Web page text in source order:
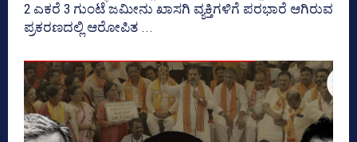
2 ಎಕರೆ 3 ಗುಂಟೆ ಜಮೀನು ಖಾಸಗಿ ವ್ಯಕ್ತಿಗಳಿಗೆ ಪರಭಾರೆ ಆಗಿರುವ
ಪ್ರಕರಣದಲ್ಲಿ ಆರೋಪಿತ ...